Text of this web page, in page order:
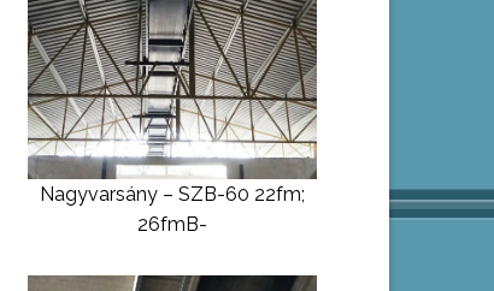
Nagyvarsány – SZB-60 22fm;
26fmB-